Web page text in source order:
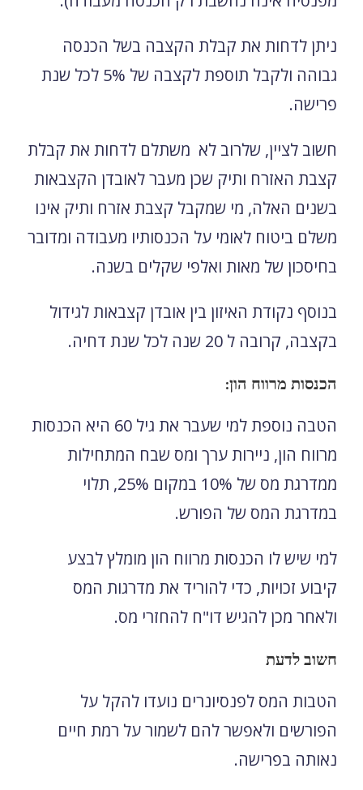
ניתן לדחות את קבלת הקצבה בשל הכנסה
גבוהה ולקבל תוספת לקצבה של 5% לכל שנת
פרישה.
חשוב לציין, שלרוב לא משתלם לדחות את קבלת
קצבת האזרח ותיק שכן מעבר לאובדן הקצבאות
בשנים האלה, מי שמקבל קצבת אזרח ותיק אינו
משלם ביטוח לאומי על הכנסותיו מעבודה ומדובר
בחיסכון של מאות ואלפי שקלים בשנה.
בנוסף נקודת האיזון בין אובדן קצבאות לגידול
בקצבה, קרובה ל 20 שנה לכל שנת דחיה.
הכנסות מרווח הון:
הטבה נוספת למי שעבר את גיל 60 היא הכנסות
מרווח הון, ניירות ערך ומס שבח המתחילות
ממדרגת מס של 10% במקום 25%, תלוי
במדרגת המס של הפורש.
למי שיש לו הכנסות מרווח הון מומלץ לבצע
קיבוע זכויות, כדי להוריד את מדרגות המס
ולאחר מכן להגיש דו"ח להחזרי מס.
חשוב לדעת
הטבות המס לפנסיונרים נועדו להקל על
הפורשים ולאפשר להם לשמור על רמת חיים
נאותה בפרישה.